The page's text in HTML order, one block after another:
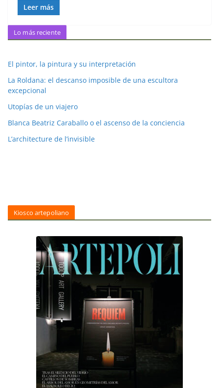
Leer más
Lo más reciente
El pintor, la pintura y su interpretación
La Roldana: el descanso imposible de una escultora
excepcional
Utopías de un viajero
Blanca Beatriz Caraballo o el ascenso de la conciencia
L’architecture de l’invisible
Kiosco artepoliano